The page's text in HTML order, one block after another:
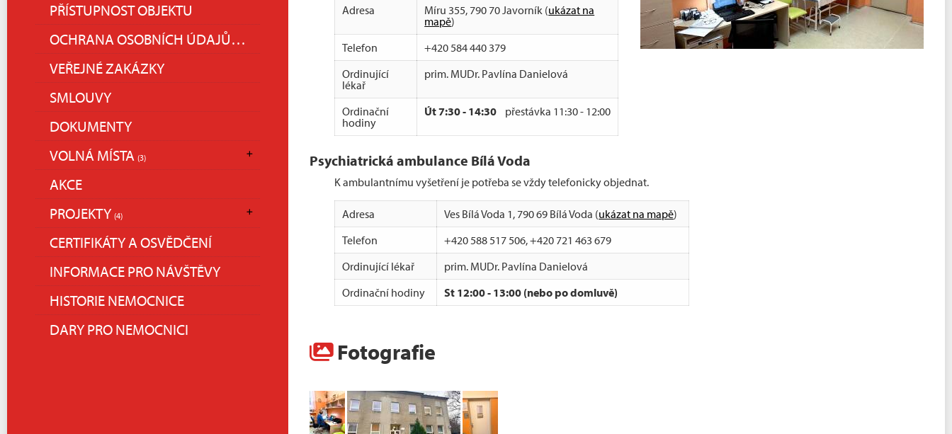
PŘÍSTUPNOST OBJEKTU
OCHRANA OSOBNÍCH ÚDAJŮ (GDPR)
VEŘEJNÉ ZAKÁZKY
SMLOUVY
DOKUMENTY
VOLNÁ MÍSTA (3)
AKCE
PROJEKTY (4)
CERTIFIKÁTY A OSVĚDČENÍ
INFORMACE PRO NÁVŠTĚVY
HISTORIE NEMOCNICE
DARY PRO NEMOCNICI
Adresa Míru 355, 790 70 Javorník (ukázat na
mapě)
Telefon
+420 584 440 379
Ordinující
lékař
prim. MUDr. Pavlína Danielová
Ordinační
hodiny
Út 7:30 - 14:30 přestávka 11:30 - 12:00
Psychiatrická ambulance Bílá Voda
K ambulantnímu vyšetření je potřeba se vždy telefonicky objednat.
Adresa Ves Bílá Voda 1, 790 69 Bílá Voda (ukázat na mapě)
Telefon
+420 588 517 506, +420 721 463 679
Ordinující lékař
prim. MUDr. Pavlína Danielová
Ordinační hodiny
St 12:00 - 13:00 (nebo po domluvě)
Fotografie